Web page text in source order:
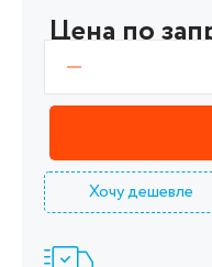
Цена по
Хочу дешевле